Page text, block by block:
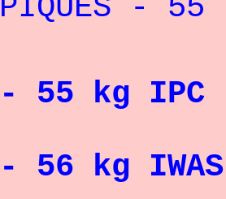
-
- 55 kg
- 56 kg